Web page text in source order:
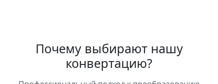
Почему выбирают нашу
конвертацию?